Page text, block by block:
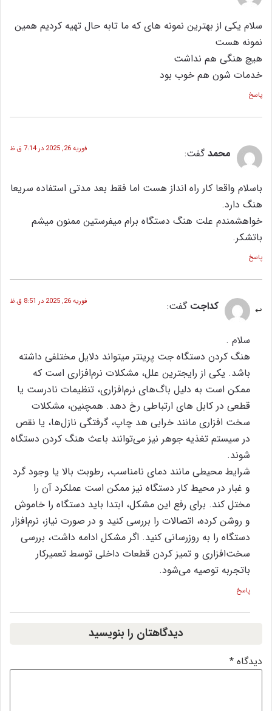
یکی از بهترین نمونه های که ما تابه حال تهیه کردیم همین
هست
هنگی هم نداشت
شون هم خوب بود
محمد گفت: فوریه 26, 2025 در 7:14 ق.ظ
واقعا کار راه انداز هست اما فقط بعد مدتی استفاده سریعا
دارد.
علت هنگ دستگاه برام میفرستین ممنون میشم
کداجت گفت: فوریه 26, 2025 در 8:51 ق.ظ
سلام .
هنگ کردن دستگاه جت پرینتر میتواند دلایل مختلفی داشته
باشد. یکی از رایجترین علل، مشکلات نرم‌افزاری است که
ممکن است به دلیل باگ‌های نرم‌افزاری، تنظیمات نادرست یا
قطعی در کابل‌ های ارتباطی رخ دهد. همچنین، مشکلات
سخت‌ افزاری مانند خرابی هد چاپ، گرفتگی نازل‌ها، یا نقص
در سیستم تغذیه جوهر نیز می‌توانند باعث هنگ کردن دستگاه
شوند.
شرایط محیطی مانند دمای نامناسب، رطوبت بالا یا وجود گرد
و غبار در محیط کار دستگاه نیز ممکن است عملکرد آن را
مختل کند. برای رفع این مشکل، ابتدا باید دستگاه را خاموش
و روشن کرده، اتصالات را بررسی کنید و در صورت نیاز، نرم‌افزار
دستگاه را به‌ روزرسانی کنید. اگر مشکل ادامه داشت، بررسی
سخت‌افزاری و تمیز کردن قطعات داخلی توسط تعمیرکار
باتجربه توصیه می‌شود.
پاسخ
دیدگاهتان را بنویسید
*